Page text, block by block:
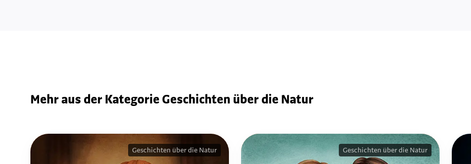
Mehr aus der Kategorie Geschichten über die Natur
Geschichten über die Natur Geschichten über die Natur